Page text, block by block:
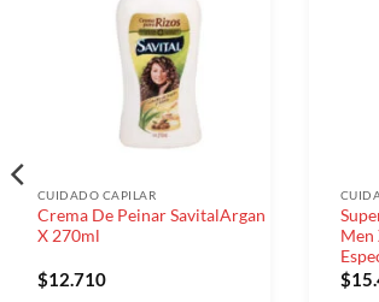
CUIDADO CAPILAR
Crema De Peinar SavitalArgan
X 270ml
$12.710
Men
$